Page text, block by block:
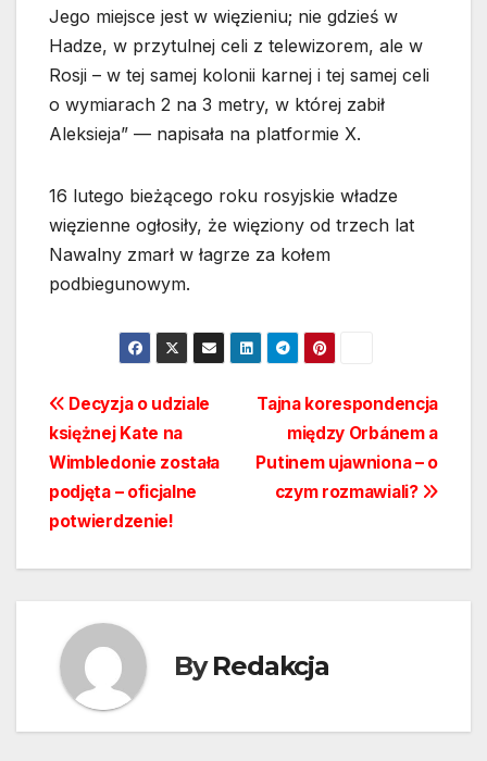
Jego miejsce jest w więzieniu; nie gdzieś w
Hadze, w przytulnej celi z telewizorem, ale w
Rosji – w tej samej kolonii karnej i tej samej celi
o wymiarach 2 na 3 metry, w której zabił
Aleksieja” — napisała na platformie X.
16 lutego bieżącego roku rosyjskie władze
więzienne ogłosiły, że więziony od trzech lat
Nawalny zmarł w łagrze za kołem
podbiegunowym.
Nawigacja
wpisu
Tajna korespondencja
między Orbánem a
Putinem ujawniona – o
czym rozmawiali?
Decyzja o udziale
księżnej Kate na
Wimbledonie została
podjęta – oficjalne
potwierdzenie!
ByRedakcja